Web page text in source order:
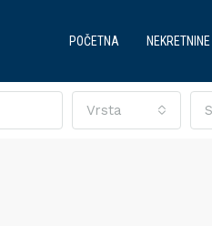
POČETNA NEKRETNINE
Vrsta